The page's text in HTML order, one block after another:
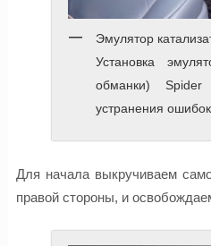
Эмулятор
Установка
обманки)
устранения
Для начала выкручиваем
правой стороны, и